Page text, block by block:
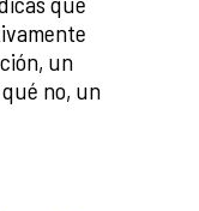
un
no, un